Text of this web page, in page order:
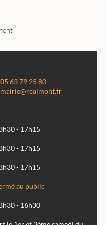
05 63 79 25 80
mairie@realmont.fr
- 17h15
- 17h15
- 17h15
au public
- 16h30